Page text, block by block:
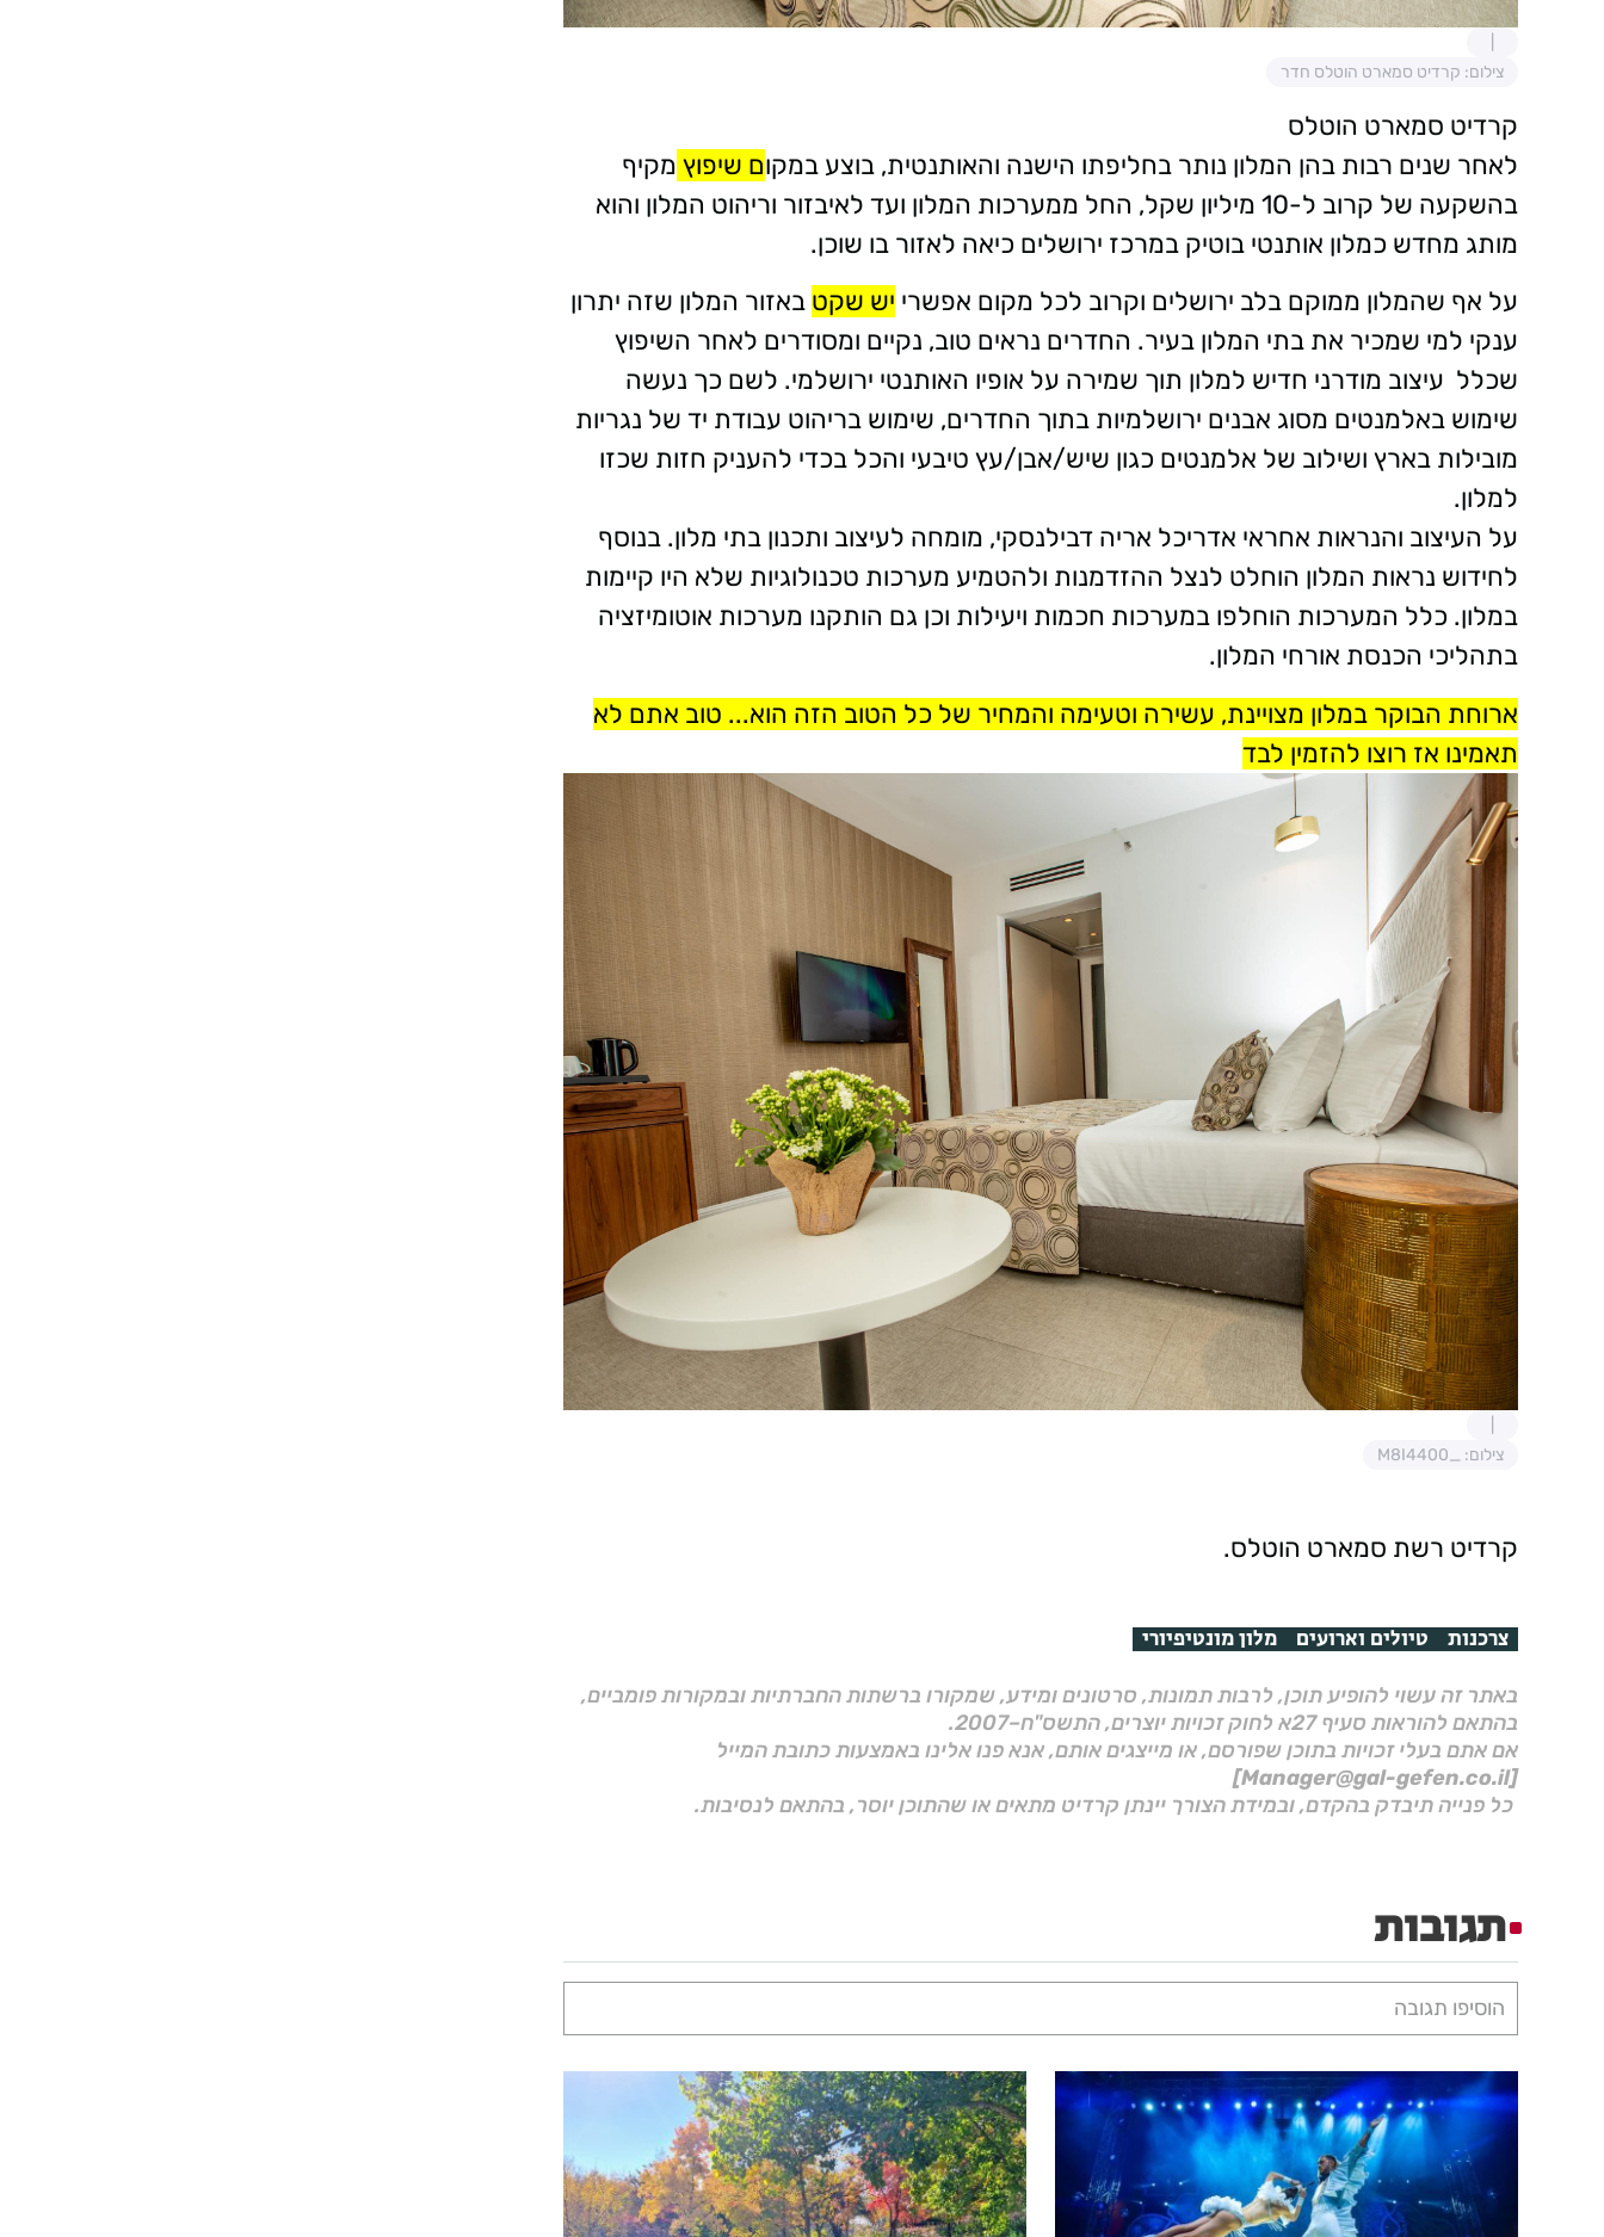
צילום: קרדיט סמארט הוטלס חדר
קרדיט סמארט הוטלס
לאחר שנים רבות בהן המלון נותר בחליפתו הישנה והאותנטית, בוצע במקום שיפוץ מקיף
בהשקעה של קרוב ל-10 מיליון שקל, החל ממערכות המלון ועד לאיבזור וריהוט המלון והוא
מותג מחדש כמלון אותנטי בוטיק במרכז ירושלים כיאה לאזור בו שוכן.
על אף שהמלון ממוקם בלב ירושלים וקרוב לכל מקום אפשרי יש שקט באזור המלון שזה יתרון
ענקי למי שמכיר את בתי המלון בעיר. החדרים נראים טוב, נקיים ומסודרים לאחר השיפוץ
שכלל עיצוב מודרני חדיש למלון תוך שמירה על אופיו האותנטי ירושלמי. לשם כך נעשה
שימוש באלמנטים מסוג אבנים ירושלמיות בתוך החדרים, שימוש בריהוט עבודת יד של נגריות
מובילות בארץ ושילוב של אלמנטים כגון שיש/אבן/עץ טיבעי והכל בכדי להעניק חזות שכזו
למלון.
על העיצוב והנראות אחראי אדריכל אריה דבילנסקי, מומחה לעיצוב ותכנון בתי מלון. בנוסף
לחידוש נראות המלון הוחלט לנצל ההזדמנות ולהטמיע מערכות טכנולוגיות שלא היו קיימות
במלון. כלל המערכות הוחלפו במערכות חכמות ויעילות וכן גם הותקנו מערכות אוטומיזציה
בתהליכי הכנסת אורחי המלון.
ארוחת הבוקר במלון מצויינת, עשירה וטעימה והמחיר של כל הטוב הזה הוא... טוב אתם לא
תאמינו אז רוצו להזמין לבד
צילום: _M8I4400
קרדיט רשת סמארט הוטלס.
צרכנות טיולים וארועים מלון מונטיפיורי
באתר זה עשוי להופיע תוכן, לרבות תמונות, סרטונים ומידע, שמקורו ברשתות החברתיות ובמקורות פומביים,
בהתאם להוראות סעיף 27א לחוק זכויות יוצרים, התשס"ח–2007.
אם אתם בעלי זכויות בתוכן שפורסם, או מייצגים אותם, אנא פנו אלינו באמצעות כתובת המייל
[Manager@gal-gefen.co.il]
כל פנייה תיבדק בהקדם, ובמידת הצורך יינתן קרדיט מתאים או שהתוכן יוסר, בהתאם לנסיבות.
תגובות
הוסיפו תגובה